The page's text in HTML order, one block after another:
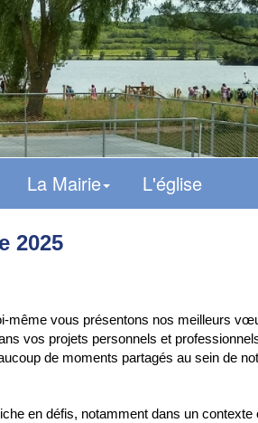
La Mairie L'église
2025
même vous présentons nos meilleurs
vos projets personnels et
de moments partagés au sein de
en défis, notamment dans un